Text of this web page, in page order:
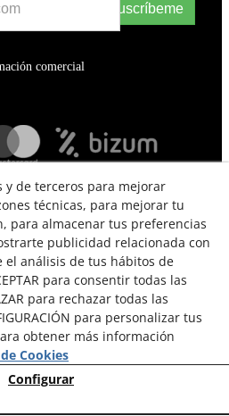
Suscríbeme
comercial
DE USO
DE PRIVACIDAD
DE COOKIES
DEVOLUCIONES
y de terceros para mejorar
técnicas, para mejorar tu
para almacenar tus preferencias
publicidad relacionada con
análisis de tus hábitos de
para consentir todas las
para rechazar todas las
para personalizar tus
obtener más información
Cookies
Configurar